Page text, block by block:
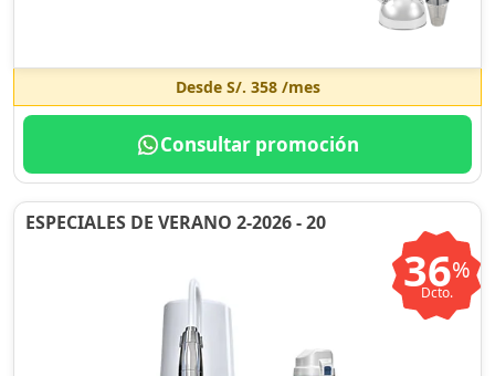
Desde S/. 358/mes
Consultar promoción
ESPECIALES DE VERANO 2-2026 - 20
36%
Dcto.